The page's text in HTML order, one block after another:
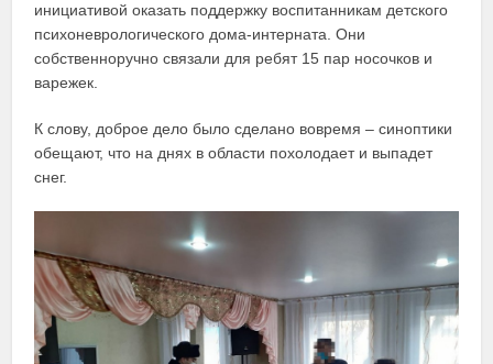
инициативой оказать поддержку воспитанникам детского
психоневрологического дома-интерната. Они
собственноручно связали для ребят 15 пар носочков и
варежек.
К слову, доброе дело было сделано вовремя – синоптики
обещают, что на днях в области похолодает и выпадет
снег.